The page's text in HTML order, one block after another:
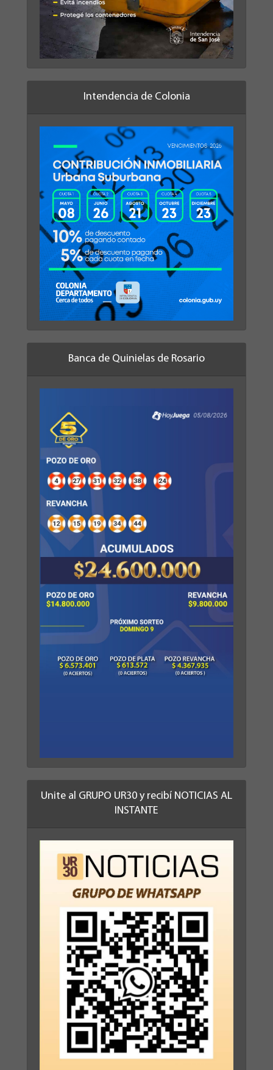
Intendencia de Colonia
Banca de Quinielas de Rosario
Unite al GRUPO UR30 y recibí NOTICIAS AL
INSTANTE